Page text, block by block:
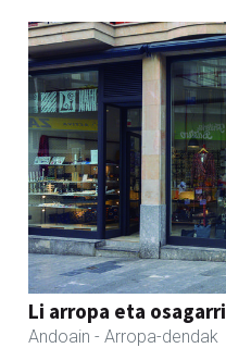
Li arropa eta
Andoain - Arropa-dendak